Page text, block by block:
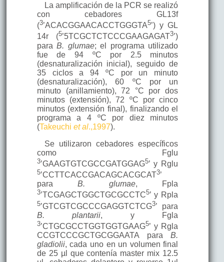
La amplificación de la PCR se realizó
con cebadores GL13f
(3’ACACGGAACACCTGGGTA5’) y GL
14r (5’5TCGCTCTCCCGAAGAGAT3’)
paraB. glumae; el programa utilizado
fue de 94 ºC por 2.5 minutos
(desnaturalización inicial), seguido de
35 ciclos a 94 ºC por un minuto
(desnaturalización), 60 ºC por un
minuto (anillamiento), 72 °C por dos
minutos (extensión), 72 ºC por cinco
minutos (extensión final), finalizando el
programa a 4 ºC por diez minutos
(Takeuchi et al.,1997).
Se utilizaron cebadores específicos
como Fglu
3’GAAGTGTCGCCGATGGAG5’ y Rglu
5’CCTTCACCGACAGCACGCAT3’
para B. glumae, Fpla
3’TCGAGCTGGCTGCGCCTC5’ y Rpla
5’GTCGTCGCCCGAGGTCTCG3’ para
B. plantarii, y Fgla
3’CTGCGCCTGGTGGTGAAG5’ y Rgla
CCGTCCCGCTGCGGAATA paraB.
gladiolii, cada uno en un volumen final
de 25 µl que contenía master mix 12.5